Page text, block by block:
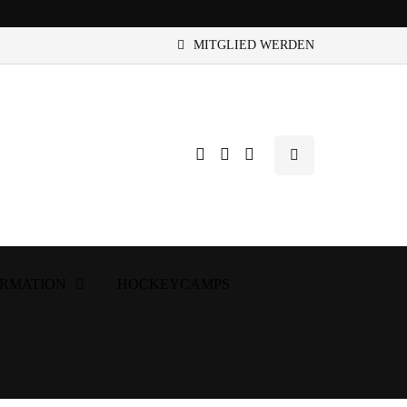
MITGLIED WERDEN